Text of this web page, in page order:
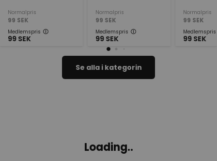
Normalpris
99 SEK
Medlemspris
99 SEK
Normalpris
99 SEK
Medlemspris
99 SEK
Normalpris
99 SEK
Medlemspris
99 SEK
Se alla i kategorin
Loading..